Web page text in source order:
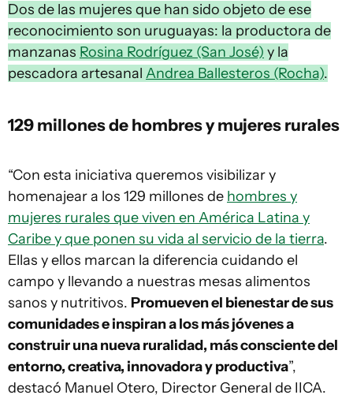
Dos de las mujeres que han sido objeto de ese
reconocimiento son uruguayas: la productora de
manzanas Rosina Rodríguez (San José) y la
pescadora artesanal Andrea Ballesteros (Rocha).
129 millones de hombres y mujeres rurales
“Con esta iniciativa queremos visibilizar y
homenajear a los 129 millones de hombres y
mujeres rurales que viven en América Latina y
Caribe y que ponen su vida al servicio de la tierra.
Ellas y ellos marcan la diferencia cuidando el
campo y llevando a nuestras mesas alimentos
sanos y nutritivos. Promueven el bienestar de sus
comunidades e inspiran a los más jóvenes a
construir una nueva ruralidad, más consciente del
entorno, creativa, innovadora y productiva”,
destacó Manuel Otero, Director General de IICA.